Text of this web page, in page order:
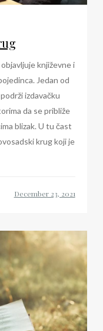
književne i
Jedan od
izdavačku
da se približe
blizak. U tu čast
krug koji je